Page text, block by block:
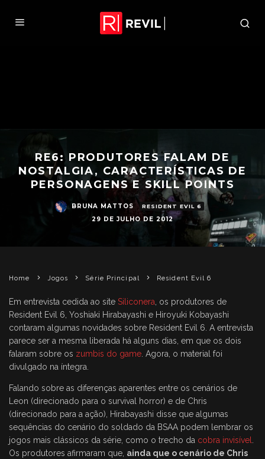
RE6: PRODUTORES FALAM DE
NOSTALGIA, CARACTERÍSTICAS DE
PERSONAGENS E SKILL POINTS
BRUNA MATTOS RESIDENT EVIL 6
29 DE JULHO DE 2012
Home Jogos Série Principal Resident Evil 6
Em entrevista cedida ao site Siliconera, os produtores de
Resident Evil 6, Yoshiaki Hirabayashi e Hiroyuki Kobayashi
contaram algumas novidades sobre Resident Evil 6. A entrevista
parece ser a mesma liberada há alguns dias, em que os dois
falaram sobre os zumbis do game. Agora, o material foi
divulgado na íntegra.
Falando sobre as diferenças aparentes entre os cenários de
Leon (direcionado para o survival horror) e de Chris
(direcionado para a ação), Hirabayashi disse que algumas
sequências do cenário do soldado da BSAA podem lembrar os
jogos mais clássicos da série, como o trecho da cobra invisível.
Os produtores afirmaram que, ainda que o cenário de Chris